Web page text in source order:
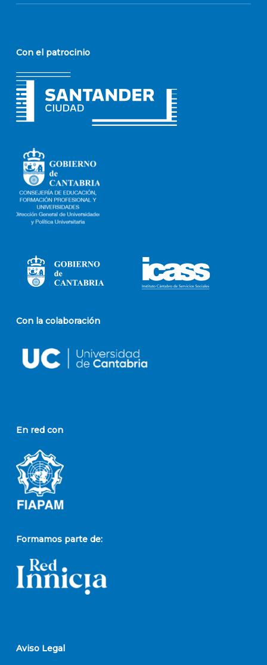
Con el patrocinio
Con la colaboración
En red con
Formamos parte de:
Aviso Legal